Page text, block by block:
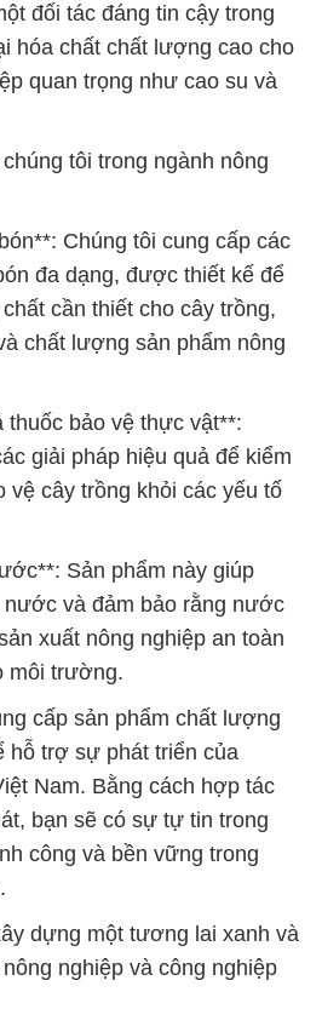
đối tác đáng tin cậy trong
hóa chất chất lượng cao cho
quan trọng như cao su và
tôi trong ngành nông
Chúng tôi cung cấp các
đa dạng, được thiết kế để
cần thiết cho cây trồng,
chất lượng sản phẩm nông
thuốc bảo vệ thực vật**:
giải pháp hiệu quả để kiểm
vệ cây trồng khỏi các yếu tố
Sản phẩm này giúp
và đảm bảo rằng nước
xuất nông nghiệp an toàn
môi trường.
cấp sản phẩm chất lượng
hỗ trợ sự phát triển của
Nam. Bằng cách hợp tác
bạn sẽ có sự tự tin trong
công và bền vững trong
dựng một tương lai xanh và
nghiệp và công nghiệp